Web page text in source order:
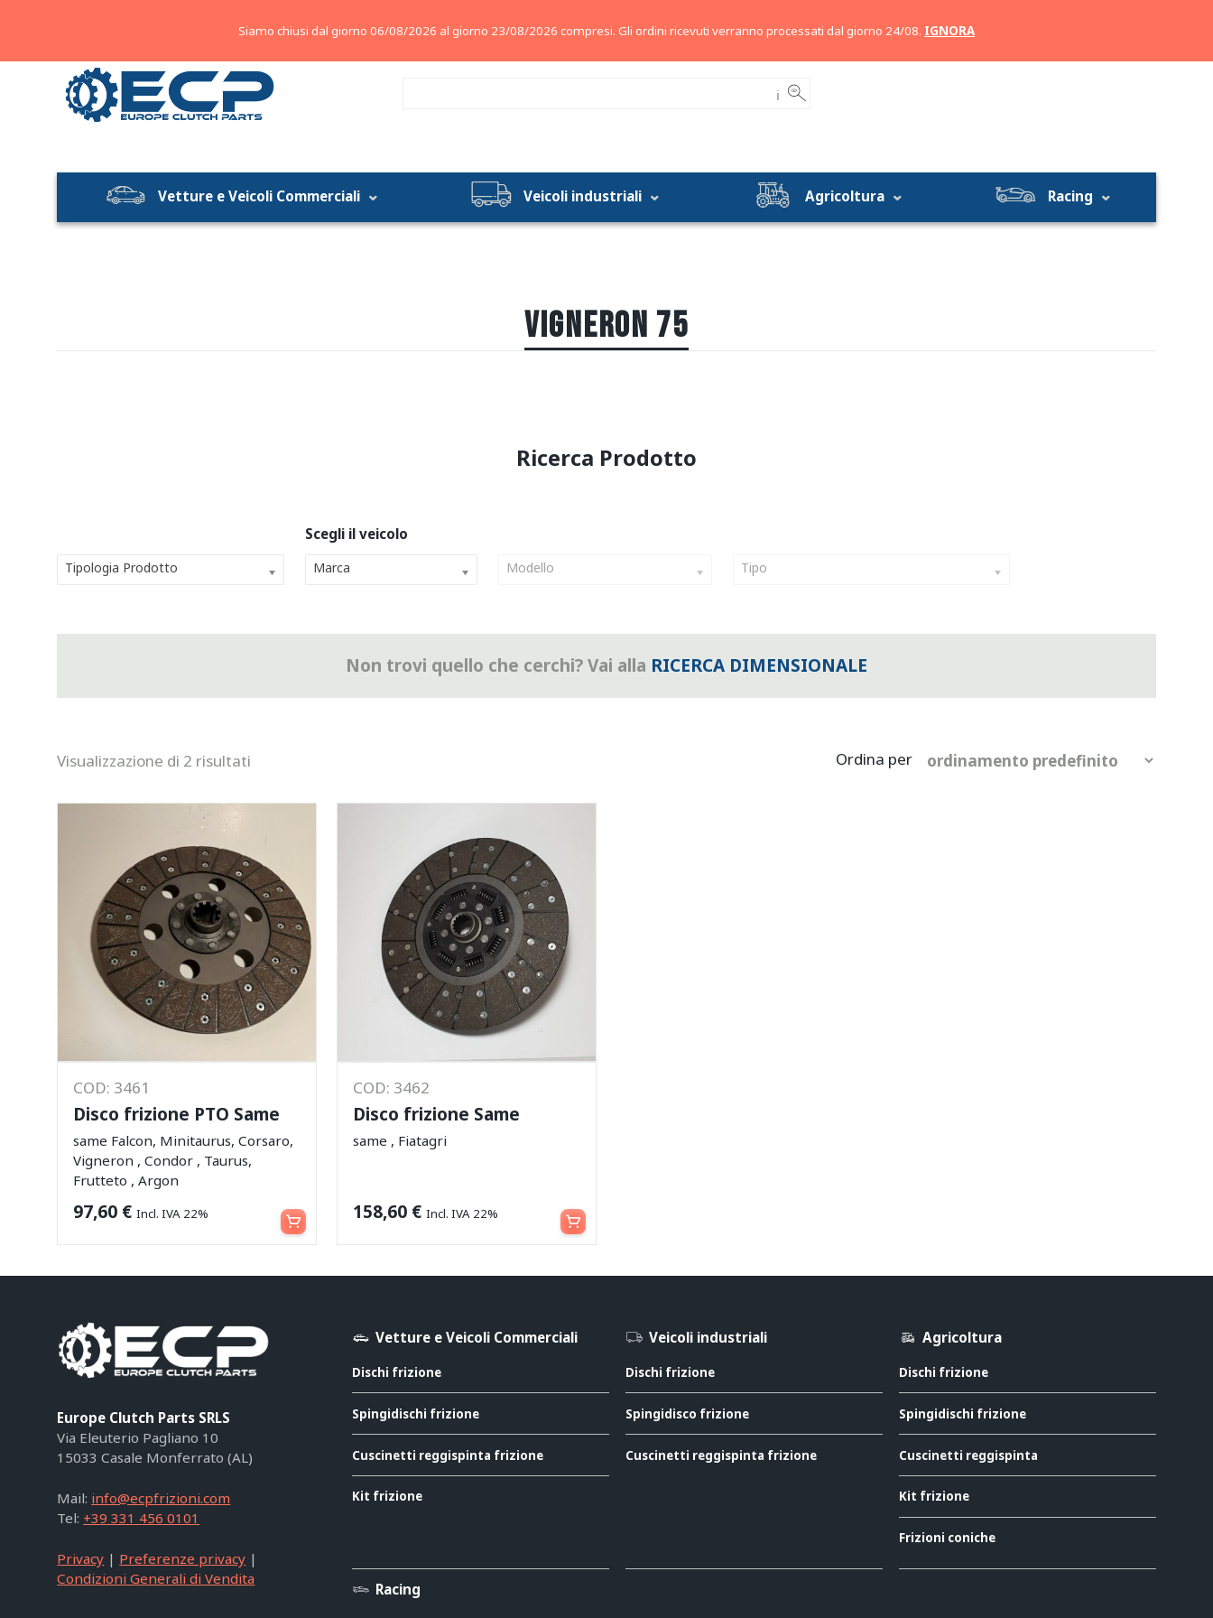
ℹ
Vetture e Veicoli Commerciali Veicoli industriali Agricoltura Racing
VIGNERON 75
Tipologia Prodotto Marca Modello Tipo
Non trovi quello che cerchi? Vai alla RICERCA DIMENSIONALE
Visualizzazione di 2 risultati
COD: 3461
Disco frizione PTO Same
same Falcon, Minitaurus, Corsaro,
Vigneron , Condor , Taurus,
Frutteto , Argon
97,60 € Incl. IVA 22% Aggiungi al carrello
COD: 3462
Disco frizione Same
same , Fiatagri
158,60 € Incl. IVA 22% Aggiungi al carrello
Europe Clutch Parts SRLS
Via Eleuterio Pagliano 10
15033 Casale Monferrato (AL)
Mail: info@ecpfrizioni.com
Tel: +39 331 456 0101
Privacy | Preferenze privacy |
Condizioni Generali di Vendita
Vetture e Veicoli Commerciali
Dischi frizione
Spingidischi frizione
Cuscinetti reggispinta frizione
Kit frizione
Veicoli industriali
Dischi frizione
Spingidisco frizione
Cuscinetti reggispinta frizione
Agricoltura
Dischi frizione
Spingidischi frizione
Cuscinetti reggispinta
Kit frizione
Frizioni coniche
Racing
Siamo chiusi dal giorno 06/08/2026 al giorno 23/08/2026 compresi. Gli ordini ricevuti verranno processati dal giorno 24/08. IGNORA